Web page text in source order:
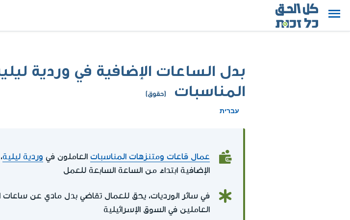
بدل الساعات الإضافية في وردية
المناسبات
(حقوق)
עברית
عمال قاعات ومتنزهات المناسبات العاملون في وردية ليلية
الإضافية ابتداءً من الساعة السابعة للعمل
العاملين في السوق الإسرائيلية